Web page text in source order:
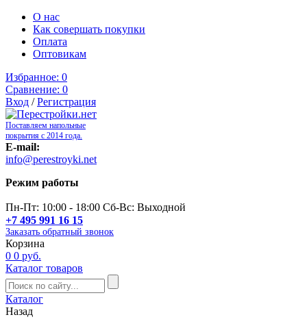
О нас
Как совершать покупки
Оплата
Оптовикам
Избранное: 0
Сравнение: 0
Вход /Регистрация
Поставляем напольные
покрытия с 2014 года.
E-mail:
info@perestroyki.net
Режим работы
Пн-Пт: 10:00 - 18:00 Сб-Вс: Выходной
+7 495 991 16 15
Заказать обратный звонок
Корзина
0 0 руб.
Каталог товаров
Каталог
Назад